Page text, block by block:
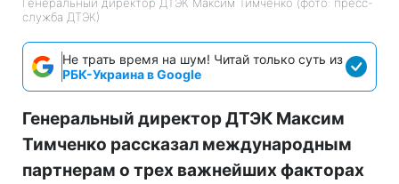
служба ДТЭК)
Не трать время на шум! Читай только суть из
РБК-Украина в Google
Генеральный директор ДТЭК Максим
Тимченко рассказал международным
партнерам о трех важнейших факторах